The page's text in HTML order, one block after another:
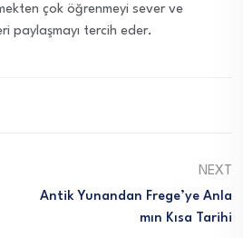
çok öğrenmeyi sever ve
paylaşmayı tercih eder.
NEXT
Antik Yunandan Frege’ye Anla
Mın Kısa Tarihi